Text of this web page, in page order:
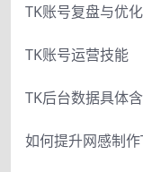
TK账号复盘与优化
TK账号运营技能
TK后台数据具体
如何提升网感制